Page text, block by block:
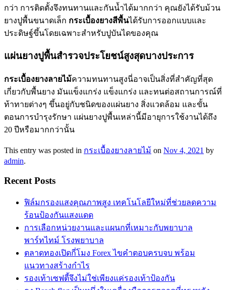
กว่า การติดตั้งจึงทนทานและกันน้ำได้มากกว่า คุณยังได้รับม้วน
ยางปูพื้นขนาดเล็ก กระเบื้องยางสีพื้นได้รับการออกแบบและ
ประดิษฐ์ขึ้นโดยเฉพาะสำหรับปูบันไดของคุณ
แผ่นยางปูพื้นสำรวจประโยชน์สูงสุดบางประการ
กระเบื้องยางลายไม้ความทนทานสูงนี่อาจเป็นสิ่งที่สำคัญที่สุด
เกี่ยวกับพื้นยาง มันแข็งแกร่ง แข็งแกร่ง และทนต่อสถานการณ์ที่
ท้าทายต่างๆ ขึ้นอยู่กับชนิดของแผ่นยาง สิ่งแวดล้อม และขั้น
ตอนการบำรุงรักษา แผ่นยางปูพื้นเหล่านี้มีอายุการใช้งานได้ถึง
20 ปีหรือมากกว่านั้น
This entry was posted in กระเบื้องยางลายไม้ on Nov 4, 2021 by
admin.
Recent Posts
ฟิล์มกรองแสงคุณภาพสูง เทคโนโลยีใหม่ที่ช่วยลดความ
ร้อนป้องกันแสงแดด
การเลือกหน่วยงานและแผนกที่เหมาะกับพยาบาล
พาร์ทไทม์ โรงพยาบาล
ตลาดทองเปิดกี่โมง Forex ไขคำตอบครบจบ พร้อม
แนวทางสร้างกำไร
รองเท้าเซฟตี้จึงไม่ใช่เพียงแค่รองเท้าป้องกัน